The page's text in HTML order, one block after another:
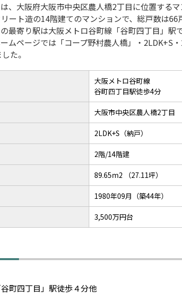
は、大阪府大阪市中央区農人橋2丁目に位置する
ート造の14階建てのマンションで、総戸数は66
の最寄り駅は大阪メトロ谷町線「谷町四丁目」駅
ムページでは「コープ野村農人橋」・2LDK+S
た。
大阪メトロ谷町線
谷町四丁目駅徒歩4分
大阪市中央区農人橋2丁目
2LDK+S（納戸）
2階/14階建
89.65m2 （27.11坪）
1980年09月（築44年）
3,500万円台
町四丁目」駅徒歩４分他